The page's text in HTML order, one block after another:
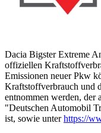
Dacia Bigster Extreme
offiziellen
Emissionen neuer Pkw
Kraftstoffverbrauch und
entnommen werden, der
"Deutschen Automobil
ist, sowie unterhttps://